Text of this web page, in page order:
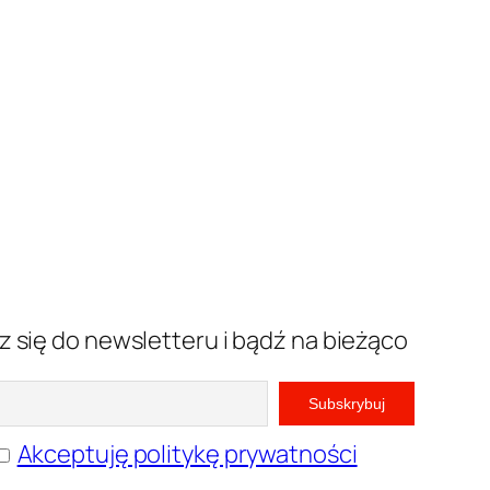
się do newsletteru i bądź na bieżąco
Akceptuję politykę prywatności